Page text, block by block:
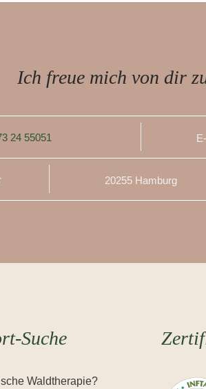
Ich freue mich von dir
24 55051
20255 Hamburg
Suche
Waldtherapie?